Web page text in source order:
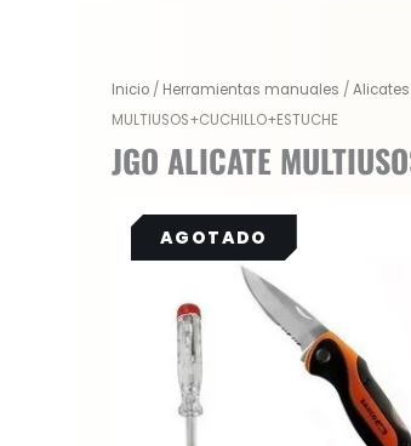
Inicio / Herramientas manuales /
MULTIUSOS+CUCHILLO+ESTUCHE
JGO ALICATE